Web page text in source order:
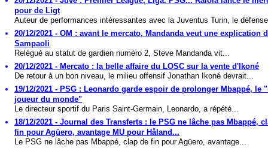
pour de Ligt
Auteur de performances intéressantes avec la Juventus Turin, le
20/12/2021 - OM : avant le mercato, Mandanda veut une explication
Sampaoli
Relégué au statut de gardien numéro 2, Steve Mandanda vit...
20/12/2021 - Mercato : la belle affaire du LOSC sur la vente d'Ikoné
De retour à un bon niveau, le milieu offensif Jonathan Ikoné devrait...
19/12/2021 - PSG : Leonardo garde espoir de prolonger Mbappé, le
joueur du monde"
Le directeur sportif du Paris Saint-Germain, Leonardo, a répété...
18/12/2021 - Journal des Transferts : le PSG ne lâche pas Mbappé,
fin pour Agüero, avantage MU pour Håland...
Le PSG ne lâche pas Mbappé, clap de fin pour Agüero, avantage...